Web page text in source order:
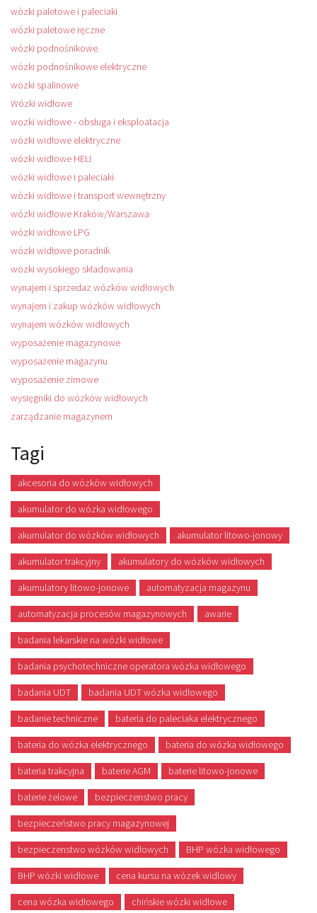
wózki paletowe i paleciaki
wózki paletowe ręczne
wózki podnośnikowe
wózki podnośnikowe elektryczne
wózki spalinowe
Wózki widłowe
wozki widłowe - obsługa i eksploatacja
wózki widłowe elektryczne
wózki widłowe HELI
wózki widłowe i paleciaki
wózki widłowe i transport wewnętrzny
wózki widłowe Kraków/Warszawa
wózki widłowe LPG
wózki widłowe poradnik
wózki wysokiego składowania
wynajem i sprzedaz wózków widłowych
wynajem i zakup wózków widłowych
wynajem wózków widłowych
wyposażenie magazynowe
wyposażenie magazynu
wyposażenie zimowe
wysięgniki do wózków widłowych
zarządzanie magazynem
Tagi
akcesoria do wózków widłowych
akumulator do wózka widłowego
akumulator do wózków widłowych akumulator litowo-jonowy
akumulator trakcyjny akumulatory do wózków widłowych
akumulatory litowo-jonowe automatyzacja magazynu
automatyzacja procesów magazynowych awarie
badania lekarskie na wózki widłowe
badania psychotechniczne operatora wózka widłowego
badania UDT badania UDT wózka widłowego
badanie techniczne bateria do paleciaka elektrycznego
bateria do wózka elektrycznego bateria do wózka widłowego
bateria trakcyjna baterie AGM baterie litowo-jonowe
baterie żelowe bezpieczenstwo pracy
bezpieczeństwo pracy magazynowej
bezpieczenstwo wózków widłowych BHP wózka widłowego
BHP wózki widłowe cena kursu na wózek widlowy
cena wózka widłowego chińskie wózki widłowe